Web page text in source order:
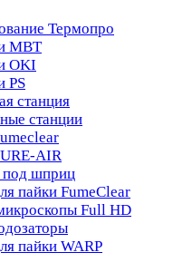
Термопро
MBT
OKI
PS
станция
станции
AIR
под шприц
пайки FumeClear
Full HD
пайки WARP